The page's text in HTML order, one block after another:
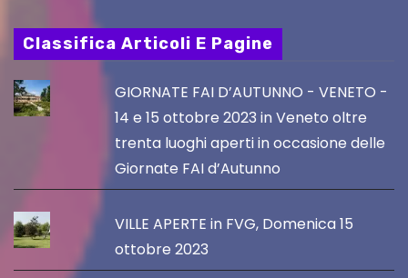
Classifica Articoli E Pagine
GIORNATE FAI D’AUTUNNO - VENETO -
14 e 15 ottobre 2023 in Veneto oltre
trenta luoghi aperti in occasione delle
Giornate FAI d’Autunno
VILLE APERTE in FVG, Domenica 15
ottobre 2023